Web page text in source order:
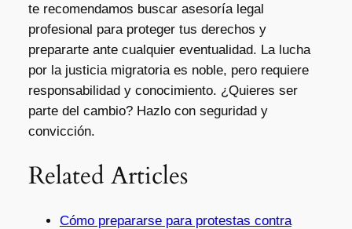
te recomendamos buscar asesoría legal
profesional para proteger tus derechos y
prepararte ante cualquier eventualidad. La lucha
por la justicia migratoria es noble, pero requiere
responsabilidad y conocimiento. ¿Quieres ser
parte del cambio? Hazlo con seguridad y
convicción.
Related Articles
Cómo prepararse para protestas contra